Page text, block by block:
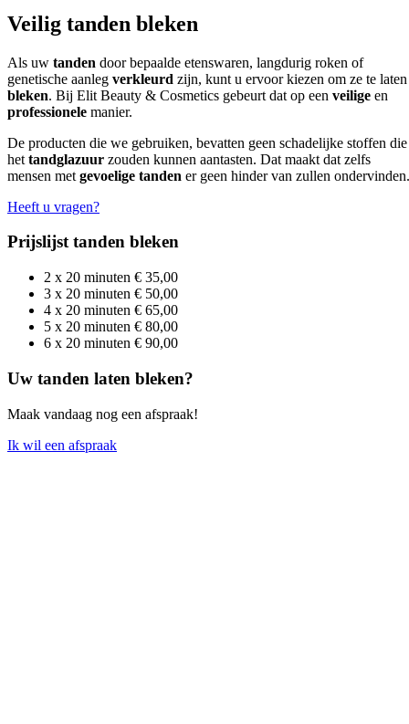
Veilig tanden bleken
Als uw tanden door bepaalde etenswaren, langdurig roken of
genetische aanleg verkleurd zijn, kunt u ervoor kiezen om ze te laten
bleken. Bij Elit Beauty & Cosmetics gebeurt dat op een veilige en
professionele manier.
De producten die we gebruiken, bevatten geen schadelijke stoffen die
het tandglazuur zouden kunnen aantasten. Dat maakt dat zelfs
mensen met gevoelige tanden er geen hinder van zullen ondervinden.
Heeft u vragen?
Prijslijst tanden bleken
2 x 20 minuten € 35,00
3 x 20 minuten € 50,00
4 x 20 minuten € 65,00
5 x 20 minuten € 80,00
6 x 20 minuten € 90,00
Uw tanden laten bleken?
Maak vandaag nog een afspraak!
Ik wil een afspraak